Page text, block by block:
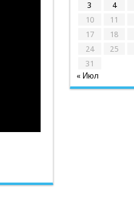
3
4
10
11
17
18
24
25
31
« Июл